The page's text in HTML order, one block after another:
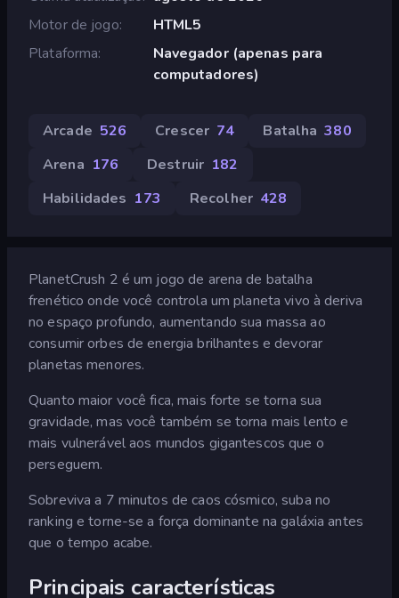
Motor de jogo
HTML5
Plataforma
Navegador (apenas para
computadores)
Arcade 526 Crescer 74 Batalha 380
Arena 176 Destruir 182
Habilidades 173 Recolher 428
PlanetCrush 2 é um jogo de arena de batalha
frenético onde você controla um planeta vivo à deriva
no espaço profundo, aumentando sua massa ao
consumir orbes de energia brilhantes e devorar
planetas menores.
Quanto maior você fica, mais forte se torna sua
gravidade, mas você também se torna mais lento e
mais vulnerável aos mundos gigantescos que o
perseguem.
Sobreviva a 7 minutos de caos cósmico, suba no
ranking e torne-se a força dominante na galáxia antes
que o tempo acabe.
Principais características